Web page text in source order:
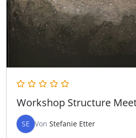
Workshop Structure
SE Von Stefanie Etter